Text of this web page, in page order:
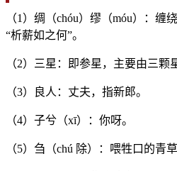
（1）绸（chóu）缪（móu）：
“析薪如之何”。
（2）三星：即参星，主要由三颗
（3）良人：丈夫，指新郎。
（4）子兮（xī）：你呀。
（5）刍（chú 除）：喂牲口的青草